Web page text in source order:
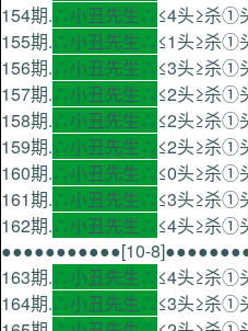
154期.∴小丑先生∴≤4头≥杀①
155期.∴小丑先生∴≤1头≥杀①
156期.∴小丑先生∴≤3头≥杀①
157期.∴小丑先生∴≤2头≥杀①
158期.∴小丑先生∴≤2头≥杀①
159期.∴小丑先生∴≤2头≥杀①
160期.∴小丑先生∴≤0头≥杀①
161期.∴小丑先生∴≤3头≥杀①
162期.∴小丑先生∴≤4头≥杀①
●●●●●●●●●●●[10-
163期.∴小丑先生∴≤4头≥杀①
164期.∴小丑先生∴≤3头≥杀①